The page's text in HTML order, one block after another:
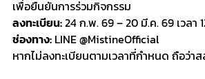
เพื่อยืนยันการร่วมกิจกรรม
ลงทะเบียน:24 ก.พ. 69 – 20 มี.ค. 69 เวลา
ช่องทาง:LINE @MistineOfficial
หากไม่ลงทะเบียนตามเวลาที่กำหนด ถือว่า